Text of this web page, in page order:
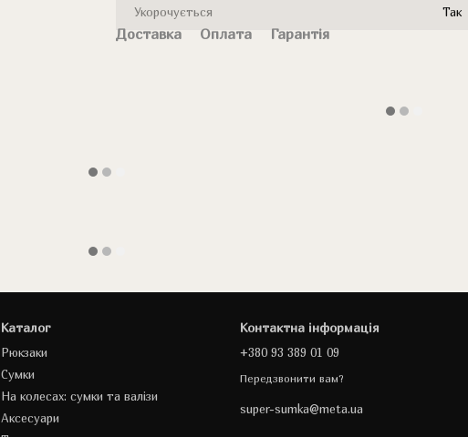
Укорочується Так
Доставка Оплата Гарантія
Каталог
Рюкзаки
Сумки
На колесах: сумки та валізи
Аксесуари
Контактна інформація
+380 93 389 01 09
Передзвонити вам?
super-sumka@meta.ua